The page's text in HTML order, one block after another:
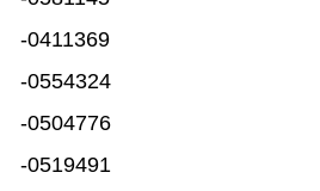
-0411369
-0554324
-0504776
-0519491